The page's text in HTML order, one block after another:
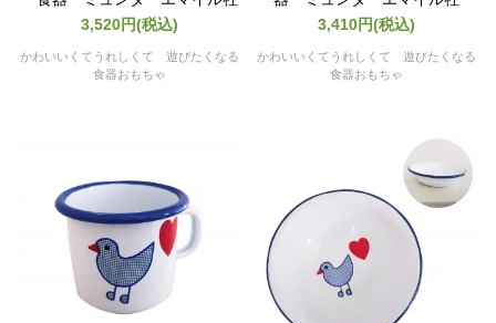
3,520円(税込)
かわいいくてうれしくて 遊びたくなる
食器おもちゃ
3,410円(税込)
かわいいくてうれしくて 遊びたくなる
食器おもちゃ